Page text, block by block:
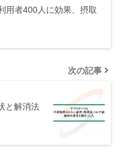
用者400人に効果、摂取
次の記事
と解消法